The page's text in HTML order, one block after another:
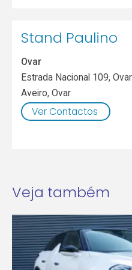
Stand Paulino
Ovar
Estrada Nacional 109, Ovar
Aveiro,Ovar
Ver Contactos
Veja também